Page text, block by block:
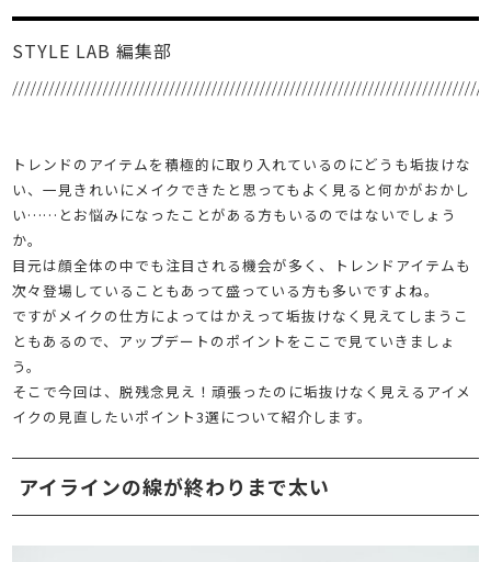
STYLE LAB 編集部
トレンドのアイテムを積極的に取り入れているのにどうも垢抜けな
い、一見きれいにメイクできたと思ってもよく見ると何かがおかし
い……とお悩みになったことがある方もいるのではないでしょう
か。
目元は顔全体の中でも注目される機会が多く、トレンドアイテムも
次々登場していることもあって盛っている方も多いですよね。
ですがメイクの仕方によってはかえって垢抜けなく見えてしまうこ
ともあるので、アップデートのポイントをここで見ていきましょ
う。
そこで今回は、脱残念見え！頑張ったのに垢抜けなく見えるアイメ
イクの見直したいポイント3選について紹介します。
アイラインの線が終わりまで太い